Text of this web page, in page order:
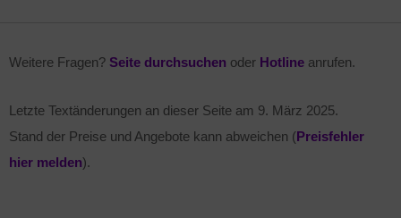
Weitere Fragen? Seite durchsuchen oder Hotline anrufen.
Letzte Textänderungen an dieser Seite am 9. März 2025.
Stand der Preise und Angebote kann abweichen (Preisfehler
hier melden).